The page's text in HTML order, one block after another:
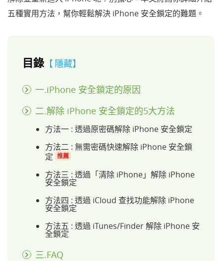
五種實用方法，幫你輕鬆解決 iPhone 安全鎖定的難題。
目錄 隱藏
一.iPhone 安全鎖定的原因
二.解除 iPhone 安全鎖定的5大方法
方法一 : 透過原密碼解除 iPhone 安全鎖定
方法二 : 無需密碼快速解除 iPhone 安全鎖
定 推薦
方法三 : 透過「清除 iPhone」解除 iPhone
安全鎖定
方法四 : 透過 iCloud 查找功能解除 iPhone
安全鎖定
方法五 : 透過 iTunes/Finder 解除 iPhone 安
全鎖定
三.FAQ